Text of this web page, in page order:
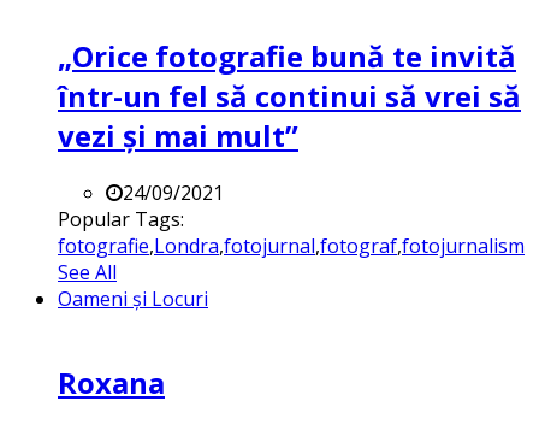
„Orice fotografie bună te invită
într-un fel să continui să vrei să
vezi și mai mult”
24/09/2021
Popular Tags:
fotografie,Londra,fotojurnal,fotograf,fotojurnalism
See All
Oameni și Locuri
Roxana